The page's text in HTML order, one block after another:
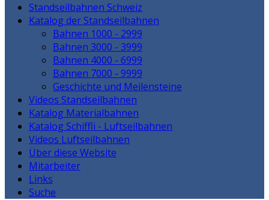
Standseilbahnen Schweiz
Katalog der Standseilbahnen
Bahnen 1000 - 2999
Bahnen 3000 - 3999
Bahnen 4000 - 6999
Bahnen 7000 - 9999
Geschichte und Meilensteine
Videos Standseilbahnen
Katalog Materialbahnen
Katalog Schiffli - Luftseilbahnen
Videos Luftseilbahnen
Über diese Website
Mitarbeiter
Links
Suche